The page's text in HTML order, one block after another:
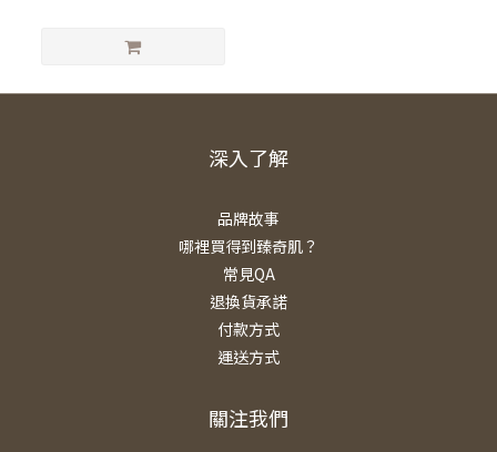
深入了解
品牌故事
哪裡買得到臻奇肌？
常見QA
退換貨承諾
付款方式
運送方式
關注我們